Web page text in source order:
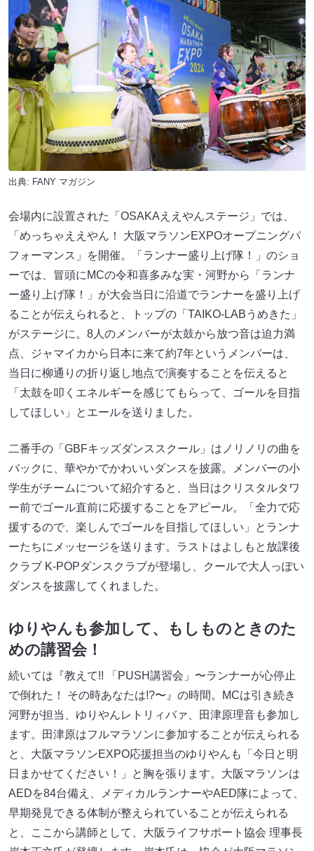
出典: FANY マガジン
会場内に設置された「OSAKAええやんステージ」では、
「めっちゃええやん！ 大阪マラソンEXPOオープニングパ
フォーマンス」を開催。「ランナー盛り上げ隊！」のショ
ーでは、冒頭にMCの令和喜多みな実・河野から「ランナ
ー盛り上げ隊！」が大会当日に沿道でランナーを盛り上げ
ることが伝えられると、トップの「TAIKO-LABうめきた」
がステージに。8人のメンバーが太鼓から放つ音は迫力満
点、ジャマイカから日本に来て約7年というメンバーは、
当日に柳通りの折り返し地点で演奏することを伝えると
「太鼓を叩くエネルギーを感じてもらって、ゴールを目指
してほしい」とエールを送りました。
二番手の「GBFキッズダンススクール」はノリノリの曲を
バックに、華やかでかわいいダンスを披露。メンバーの小
学生がチームについて紹介すると、当日はクリスタルタワ
ー前でゴール直前に応援することをアピール。「全力で応
援するので、楽しんでゴールを目指してほしい」とランナ
ーたちにメッセージを送ります。ラストはよしもと放課後
クラブ K-POPダンスクラブが登場し、クールで大人っぽい
ダンスを披露してくれました。
ゆりやんも参加して、もしものときのた
めの講習会！
続いては『教えて!! 「PUSH講習会」〜ランナーが心停止
で倒れた！ その時あなたは!?〜』の時間。MCは引き続き
河野が担当、ゆりやんレトリィバァ、田津原理音も参加し
ます。田津原はフルマラソンに参加することが伝えられる
と、大阪マラソンEXPO応援担当のゆりやんも「今日と明
日まかせてください！」と胸を張ります。大阪マラソンは
AEDを84台備え、メディカルランナーやAED隊によって、
早期発見できる体制が整えられていることが伝えられる
と、ここから講師として、大阪ライフサポート協会 理事長